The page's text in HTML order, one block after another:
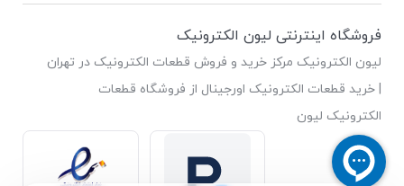
فروشگاه اینترنتی لیون الکترونیک
لیون الکترونیک مرکز خرید و فروش قطعات الکترونیک در تهران
| خرید قطعات الکترونیک اورجینال از فروشگاه قطعات
الکترونیک لیون